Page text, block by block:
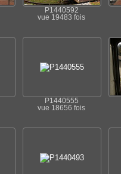
P1440592
vue 19483 fois
P1440555
vue 18656 fois